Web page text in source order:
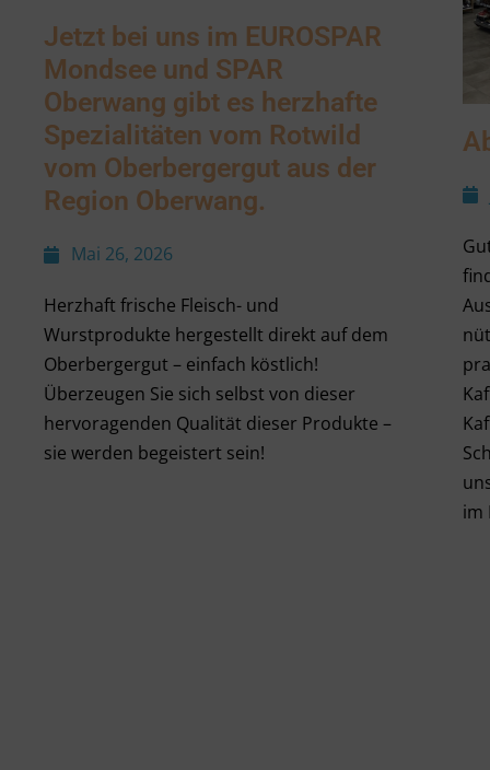
Jetzt bei uns im EUROSPAR
Mondsee und SPAR
Oberwang gibt es herzhafte
Spezialitäten vom Rotwild
vom Oberbergergut aus der
Region Oberwang.
Mai 26, 2026
Herzhaft frische Fleisch- und
Wurstprodukte hergestellt direkt auf dem
Oberbergergut – einfach köstlich!
Überzeugen Sie sich selbst von dieser
hervoragenden Qualität dieser Produkte –
sie werden begeistert sein!
im